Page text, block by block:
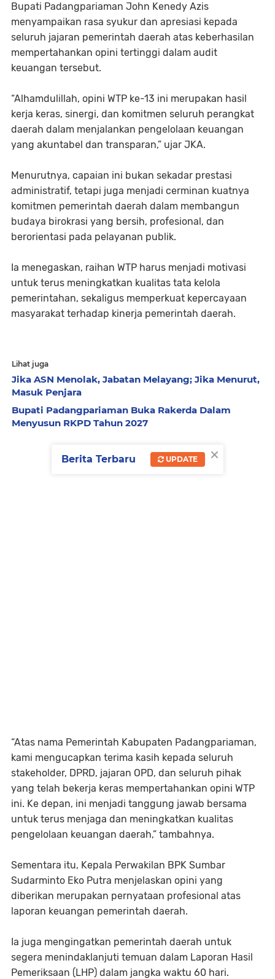
‎Bupati Padangpariaman John Kenedy Azis
menyampaikan rasa syukur dan apresiasi kepada
seluruh jajaran pemerintah daerah atas keberhasilan
mempertahankan opini tertinggi dalam audit
keuangan tersebut.
‎“Alhamdulillah, opini WTP ke-13 ini merupakan hasil
kerja keras, sinergi, dan komitmen seluruh perangkat
daerah dalam menjalankan pengelolaan keuangan
yang akuntabel dan transparan,” ujar JKA.
‎Menurutnya, capaian ini bukan sekadar prestasi
administratif, tetapi juga menjadi cerminan kuatnya
komitmen pemerintah daerah dalam membangun
budaya birokrasi yang bersih, profesional, dan
berorientasi pada pelayanan publik.
‎Ia menegaskan, raihan WTP harus menjadi motivasi
untuk terus meningkatkan kualitas tata kelola
pemerintahan, sekaligus memperkuat kepercayaan
masyarakat terhadap kinerja pemerintah daerah.
Lihat juga
Jika ASN Menolak, Jabatan Melayang; Jika Menurut,
Masuk Penjara
Bupati Padangpariaman Buka Rakerda Dalam
Menyusun RKPD Tahun 2027
‎“Atas nama Pemerintah Kabupaten Padangpariaman,
kami mengucapkan terima kasih kepada seluruh
stakeholder, DPRD, jajaran OPD, dan seluruh pihak
yang telah bekerja keras mempertahankan opini WTP
ini. Ke depan, ini menjadi tanggung jawab bersama
untuk terus menjaga dan meningkatkan kualitas
pengelolaan keuangan daerah,” tambahnya.
‎Sementara itu, Kepala Perwakilan BPK Sumbar
Sudarminto Eko Putra menjelaskan opini yang
diberikan merupakan pernyataan profesional atas
laporan keuangan pemerintah daerah.
‎Ia juga mengingatkan pemerintah daerah untuk
segera menindaklanjuti temuan dalam Laporan Hasil
Pemeriksaan (LHP) dalam jangka waktu 60 hari.
×
Berita Terbaru UPDATE